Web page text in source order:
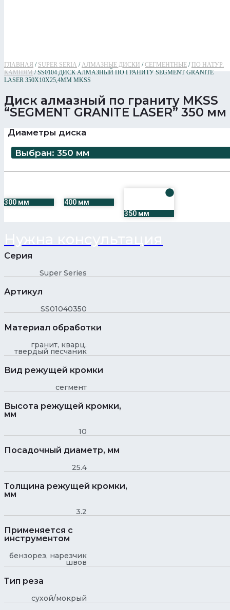
ГЛАВНАЯ / SUPER SERIA / АЛМАЗНЫЕ ДИСКИ /СЕГМЕНТНЫЕ / ПО НАТУР.
КАМНЯМ / SS0104 ДИСК АЛМАЗНЫЙ ПО ГРАНИТУ SEGMENT GRANITE
LASER 350Х10Х25,4ММ MKSS
Диск алмазный по граниту MKSS
“SEGMENT GRANITE LASER” 350 мм
Диаметры диска
Выбран: 350 мм
300 мм
400 мм
350 мм
Серия
Super Series
Артикул
SS01040350
Материал обработки
гранит, кварц,
твердый песчаник
Вид режущей кромки
сегмент
Высота режущей кромки,
мм
10
Посадочный диаметр, мм
25.4
Толщина режущей кромки,
мм
3.2
Применяется с
инструментом
бензорез, нарезчик
швов
Тип реза
сухой/мокрый